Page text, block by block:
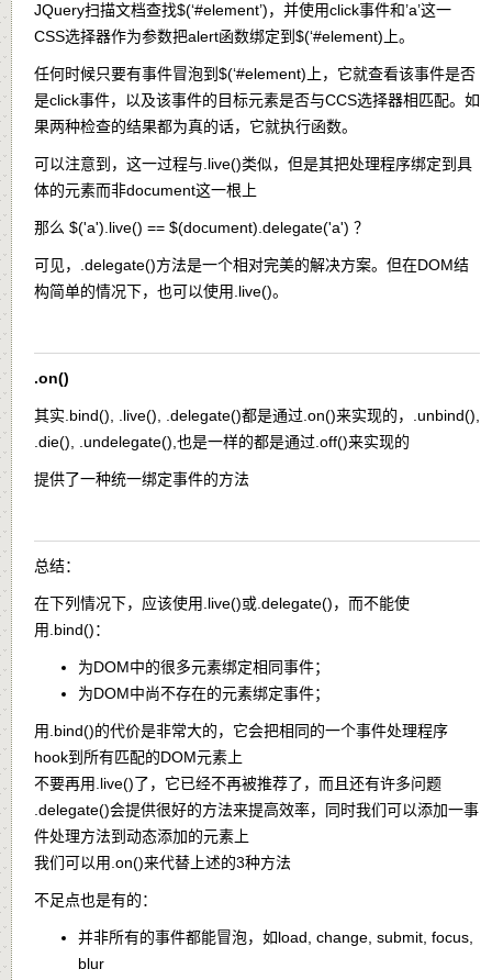
JQuery扫描文档查找$(‘#element’)，并使用click事件和’a’这一
CSS选择器作为参数把alert函数绑定到$(‘#element)上。
任何时候只要有事件冒泡到$(‘#element)上，它就查看该事件是否
是click事件，以及该事件的目标元素是否与CCS选择器相匹配。如
果两种检查的结果都为真的话，它就执行函数。
可以注意到，这一过程与.live()类似，但是其把处理程序绑定到具
体的元素而非document这一根上
那么 $('a').live() == $(document).delegate('a') ？
可见，.delegate()方法是一个相对完美的解决方案。但在DOM结
构简单的情况下，也可以使用.live()。
.on()
其实.bind(), .live(), .delegate()都是通过.on()来实现的，.unbind(),
.die(), .undelegate(),也是一样的都是通过.off()来实现的
提供了一种统一绑定事件的方法
总结：
在下列情况下，应该使用.live()或.delegate()，而不能使
用.bind()：
为DOM中的很多元素绑定相同事件；
为DOM中尚不存在的元素绑定事件；
用.bind()的代价是非常大的，它会把相同的一个事件处理程序
hook到所有匹配的DOM元素上
不要再用.live()了，它已经不再被推荐了，而且还有许多问题
.delegate()会提供很好的方法来提高效率，同时我们可以添加一事
件处理方法到动态添加的元素上
我们可以用.on()来代替上述的3种方法
不足点也是有的：
并非所有的事件都能冒泡，如load, change, submit, focus,
blur